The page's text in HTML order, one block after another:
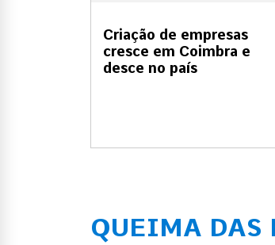
Criação de empresas
cresce em Coimbra e
desce no país
QUEIMA DAS